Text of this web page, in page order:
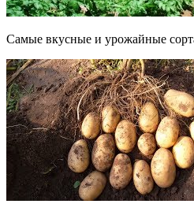
Самые вкусные и урожайные